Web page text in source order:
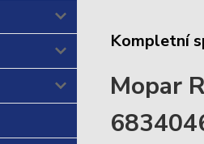
Kompletní
Mopar